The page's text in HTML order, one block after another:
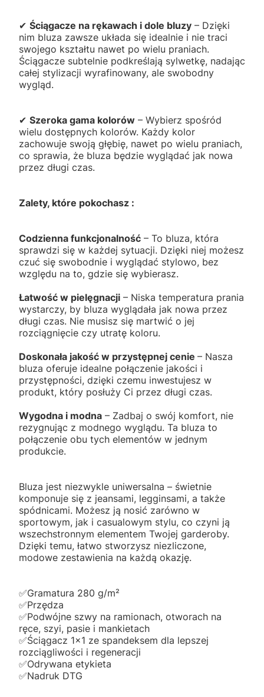
✔ Ściągacze na rękawach i dole bluzy – Dzięki
nim bluza zawsze układa się idealnie i nie traci
swojego kształtu nawet po wielu praniach.
Ściągacze subtelnie podkreślają sylwetkę, nadając
całej stylizacji wyrafinowany, ale swobodny
wygląd.
✔ Szeroka gama kolorów – Wybierz spośród
wielu dostępnych kolorów. Każdy kolor
zachowuje swoją głębię, nawet po wielu praniach,
co sprawia, że bluza będzie wyglądać jak nowa
przez długi czas.
Zalety, które pokochasz :
Codzienna funkcjonalność – To bluza, która
sprawdzi się w każdej sytuacji. Dzięki niej możesz
czuć się swobodnie i wyglądać stylowo, bez
względu na to, gdzie się wybierasz.
Łatwość w pielęgnacji – Niska temperatura prania
wystarczy, by bluza wyglądała jak nowa przez
długi czas. Nie musisz się martwić o jej
rozciągnięcie czy utratę koloru.
Doskonała jakość w przystępnej cenie – Nasza
bluza oferuje idealne połączenie jakości i
przystępności, dzięki czemu inwestujesz w
produkt, który posłuży Ci przez długi czas.
Wygodna i modna – Zadbaj o swój komfort, nie
rezygnując z modnego wyglądu. Ta bluza to
połączenie obu tych elementów w jednym
produkcie.
Bluza jest niezwykle uniwersalna – świetnie
komponuje się z jeansami, legginsami, a także
spódnicami. Możesz ją nosić zarówno w
sportowym, jak i casualowym stylu, co czyni ją
wszechstronnym elementem Twojej garderoby.
Dzięki temu, łatwo stworzysz niezliczone,
modowe zestawienia na każdą okazję.
✅️Gramatura 280 g/m²
✅️Przędza
✅️Podwójne szwy na ramionach, otworach na
ręce, szyi, pasie i mankietach
✅️Ściągacz 1x1 ze spandeksem dla lepszej
rozciągliwości i regeneracji
✅️Odrywana etykieta
✅️Nadruk DTG